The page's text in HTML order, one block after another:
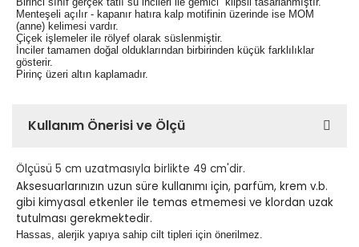
Menteşeli açılır - kapanır hatıra kalp motifinin üzerinde ise MOM
(anne) kelimesi vardır.
Çiçek işlemeler ile rölyef olarak süslenmiştir.
İnciler tamamen doğal olduklarından birbirinden küçük farklılıklar
gösterir.
Pirinç üzeri altın kaplamadır.
Kullanım Önerisi ve Ölçü
Ölçüsü 5 cm uzatmasıyla birlikte 49 cm'dir.
Aksesuarlarınızın uzun süre kullanımı için, parfüm, krem v.b.
gibi kimyasal etkenler ile temas etmemesi ve klordan uzak
tutulması gerekmektedir.
Hassas, alerjik yapıya sahip cilt tipleri için önerilmez.